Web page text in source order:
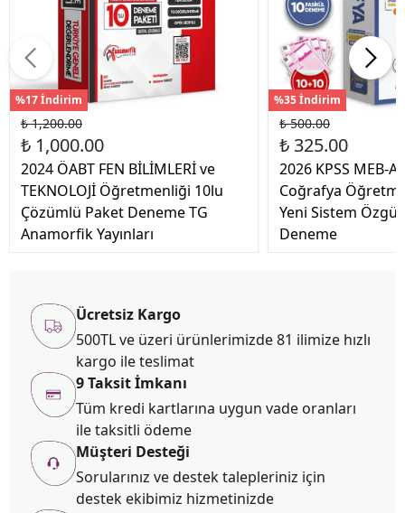
%17 İndirim
₺ 1,200.00
₺ 1,000.00
2024 ÖABT FEN BİLİMLERİ ve
TEKNOLOJİ Öğretmenliği 10lu
Çözümlü Paket Deneme TG
Anamorfik Yayınları
%35 İndirim
₺ 500.00
₺ 325.00
2026 KPSS MEB-
Coğrafya
Yeni Sistem
Deneme
Ücretsiz Kargo
500TL ve üzeri ürünlerimizde 81 ilimize hızlı
kargo ile teslimat
9 Taksit İmkanı
Tüm kredi kartlarına uygun vade oranları
ile taksitli ödeme
Müşteri Desteği
Sorularınız ve destek talepleriniz için
destek ekibimiz hizmetinizde